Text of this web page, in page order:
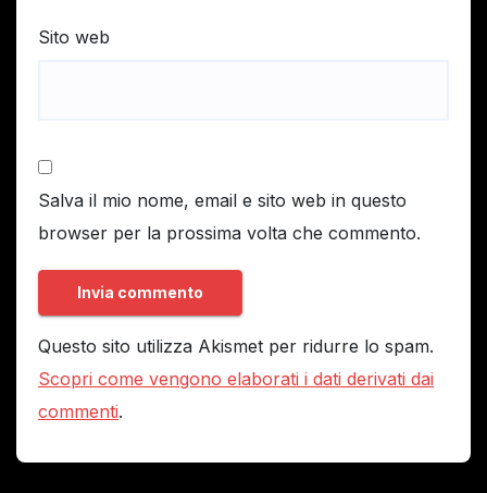
Sito web
Salva il mio nome, email e sito web in questo
browser per la prossima volta che commento.
Questo sito utilizza Akismet per ridurre lo spam.
Scopri come vengono elaborati i dati derivati dai
commenti.